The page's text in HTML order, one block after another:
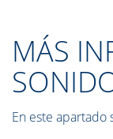
MÁS
En este apartado